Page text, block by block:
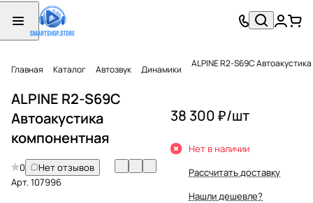
Главная Каталог Автозвук Динамики ALPINE R2-S69C
ALPINE R2-S69C
Автоакустика
компонентная
0
Нет отзывов
Арт.107996
38 300 ₽/шт
Нет в наличии
Рассчитать доставку
Нашли дешевле?